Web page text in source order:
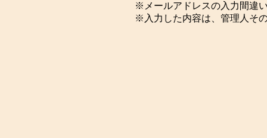
※メールアドレスの入力間違
※入力した内容は、管理人そ